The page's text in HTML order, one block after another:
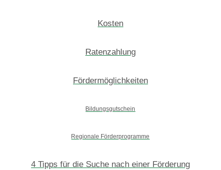
Kosten
Ratenzahlung
Fördermöglichkeiten
Bildungsgutschein
Regionale Förderprogramme
4 Tipps für die Suche nach einer Förderung